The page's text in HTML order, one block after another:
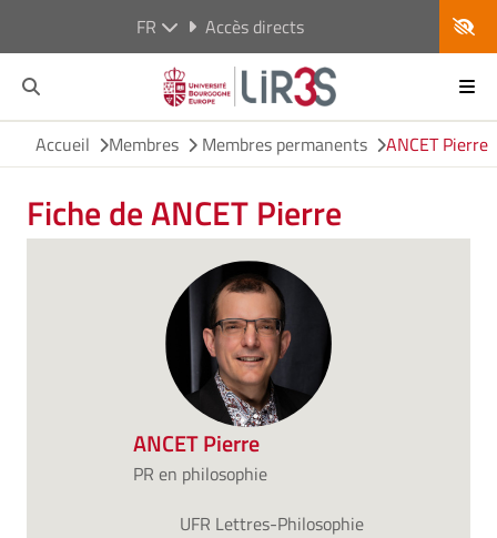
FR Accès directs
Accueil Membres Membres permanents ANCET Pierre
Fiche de ANCET Pierre
ANCET Pierre
PR en philosophie
UFR Lettres-Philosophie